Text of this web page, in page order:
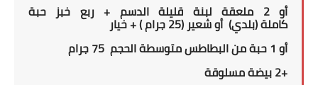
أو 2 ملعقة لبنة قليلة الدسم
+ ربع خبز حبة
كاملة(بلدي) أو شعير(25 جرام) + خيار
أو 1 حبة منالبطاطس متوسطة الحجم 75 جرام
+
2بيضة مسلوقة